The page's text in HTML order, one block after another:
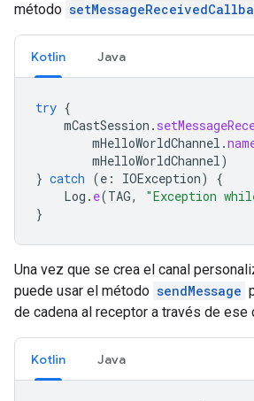
método
Kotlin Java
try {
mCastSession .
mHelloWorldChannel .
mHelloWorldChannel)
} catch (e : IOException)
{
Log . e(TAG, "Exception
}
Una vez que se crea el canal
puede usar el método sendMessage
de cadena al receptor a través de ese
Kotlin Java